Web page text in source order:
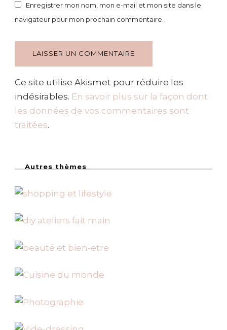
Enregistrer mon nom, mon e-mail et mon site dans le
navigateur pour mon prochain commentaire.
Ce site utilise Akismet pour réduire les
indésirables. En savoir plus sur la façon dont
les données de vos commentaires sont
traitées.
Autres thèmes